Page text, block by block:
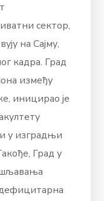
сектор,
на Сајму,
кадра. Град
између
иницирао је
и у изградњи
Град у
дефицитарна